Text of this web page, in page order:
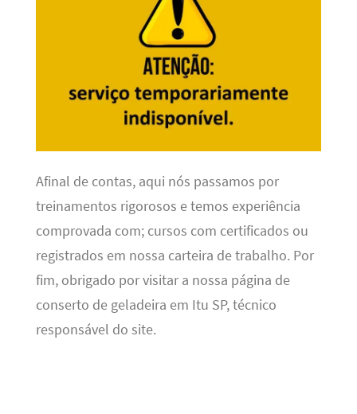
Afinal de contas, aqui nós passamos por
treinamentos rigorosos e temos experiência
comprovada com; cursos com certificados ou
registrados em nossa carteira de trabalho. Por
fim, obrigado por visitar a nossa página de
conserto de geladeira em Itu SP, técnico
responsável do site.